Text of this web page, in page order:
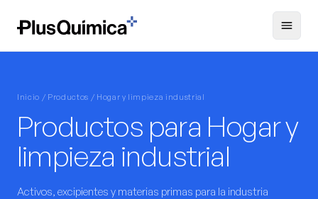
Inicio / Productos / Hogar y limpieza industrial
Productos para Hogar y
limpieza industrial
Activos, excipientes y materias primas para la industria